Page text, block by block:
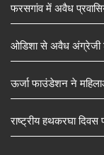
फरसगांव में अवैध
ओडिशा से अवैध अंग्रेजी
ऊर्जा फाउंडेशन ने
राष्ट्रीय हथकरघा दिवस